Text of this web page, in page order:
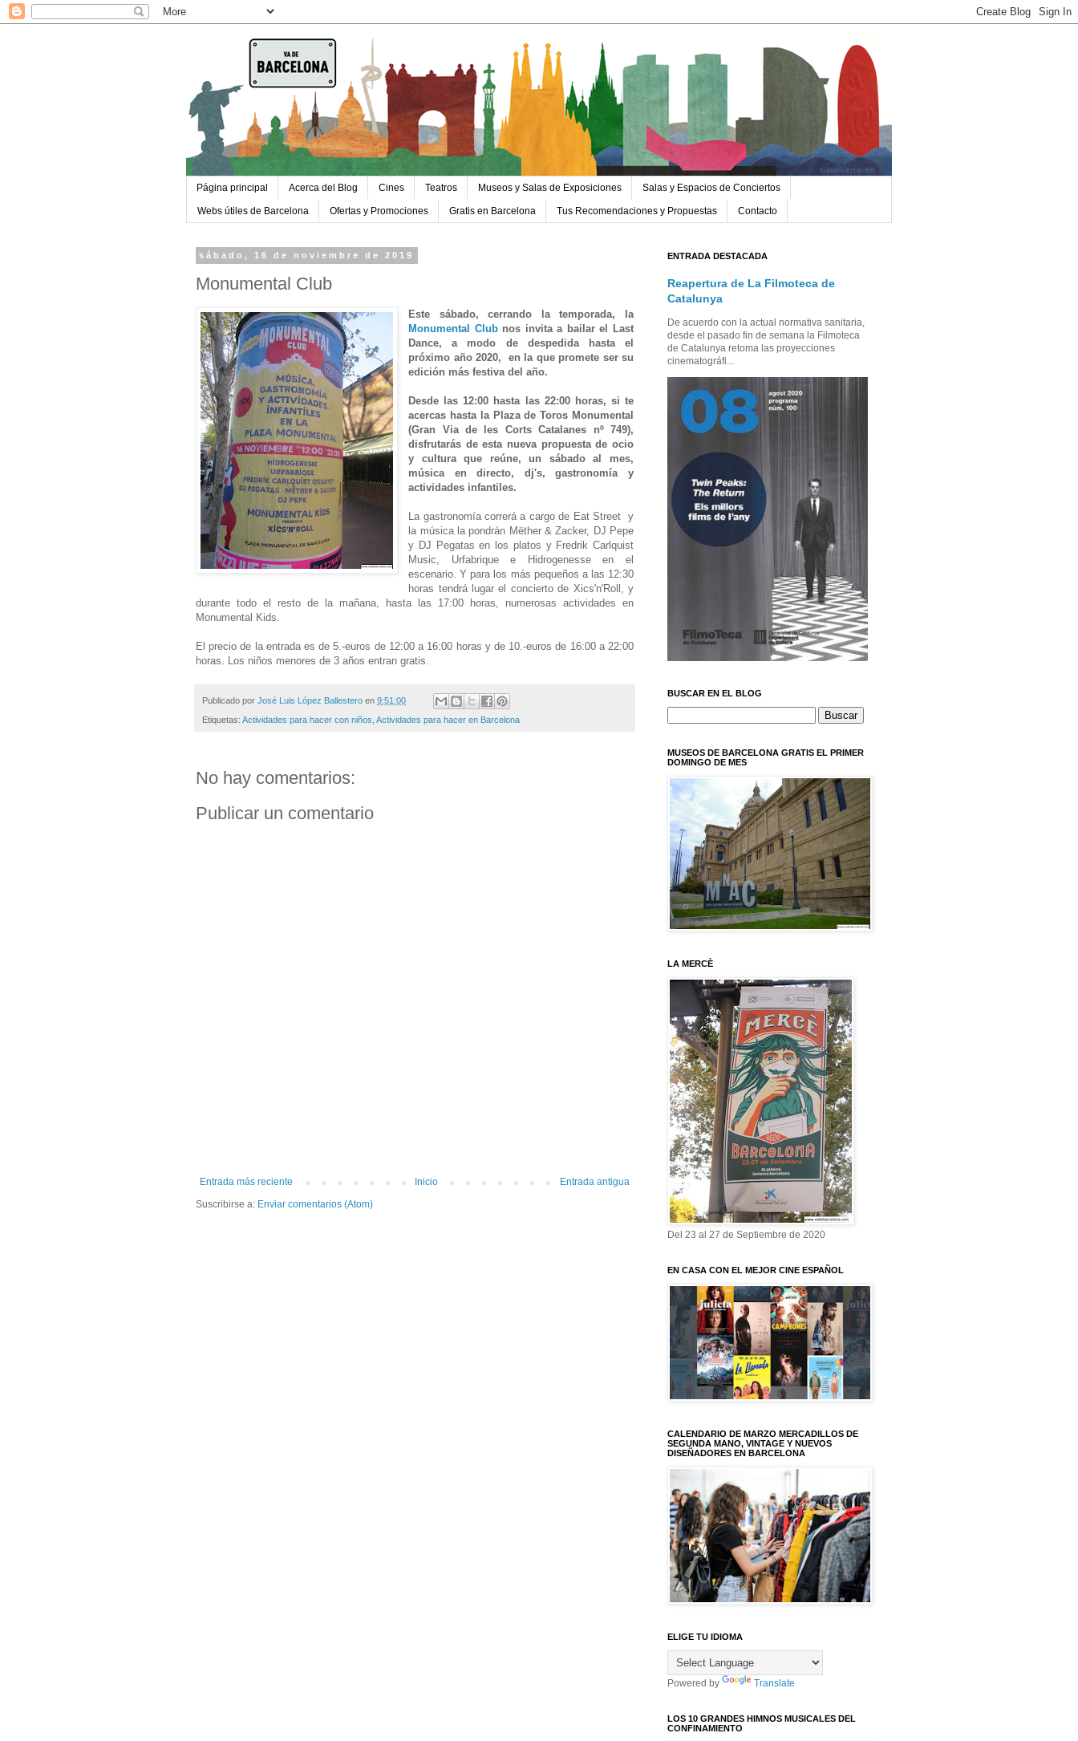
Página principal Acerca del Blog Cines Teatros Museos y Salas de Exposiciones Salas y Espacios de Conciertos
Webs útiles de Barcelona Ofertas y Promociones Gratis en Barcelona Tus Recomendaciones y Propuestas Contacto
sábado, 16 de noviembre de 2019
Monumental Club
Este sábado, cerrando la temporada, la
Monumental Clubnos invita a bailar el Last
Dance, a modo de despedida hasta el
próximo año 2020, en la que promete ser su
edición más festiva del año.
Desde las 12:00 hasta las 22:00 horas, si te
acercas hasta la Plaza de Toros Monumental
(Gran Via de les Corts Catalanes nº 749),
disfrutarás de esta nueva propuesta de ocio
y cultura que reúne, un sábado al mes,
música en directo, dj's, gastronomía y
actividades infantiles.
La gastronomía correrá a cargo de Eat Street y
la música la pondrán Mëther & Zacker, DJ Pepe
y DJ Pegatas en los platos y Fredrik Carlquist
Music, Urfabrique e Hidrogenesse en el
escenario. Y para los más pequeños a las 12:30
horas tendrá lugar el concierto de Xics'n'Roll, y
durante todo el resto de la mañana, hasta las 17:00 horas, numerosas actividades en
Monumental Kids.
El precio de la entrada es de 5.-euros de 12:00 a 16:00 horas y de 10.-euros de 16:00 a 22:00
horas. Los niños menores de 3 años entran gratis.
Publicado por José Luis López Ballestero en 9:51:00
Etiquetas: Actividades para hacer con niños Actividades para hacer en Barcelona
No hay comentarios:
Publicar un comentario
Entrada más reciente Entrada antigua
Inicio
Suscribirse a: Enviar comentarios (Atom)
ENTRADA DESTACADA
Reapertura de La Filmoteca de
Catalunya
De acuerdo con la actual normativa sanitaria,
desde el pasado fin de semana la Filmoteca
de Catalunya retoma las proyecciones
cinematográfi...
BUSCAR EN EL BLOG
MUSEOS DE BARCELONA GRATIS EL PRIMER
DOMINGO DE MES
LA MERCÈ
Del 23 al 27 de Septiembre de 2020
EN CASA CON EL MEJOR CINE ESPAÑOL
CALENDARIO DE MARZO MERCADILLOS DE
SEGUNDA MANO, VINTAGE Y NUEVOS
DISEÑADORES EN BARCELONA
ELIGE TU IDIOMA
Powered by Translate
LOS 10 GRANDES HIMNOS MUSICALES DEL
CONFINAMIENTO